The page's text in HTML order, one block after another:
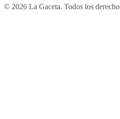
© 2026 La Gaceta. Todos los